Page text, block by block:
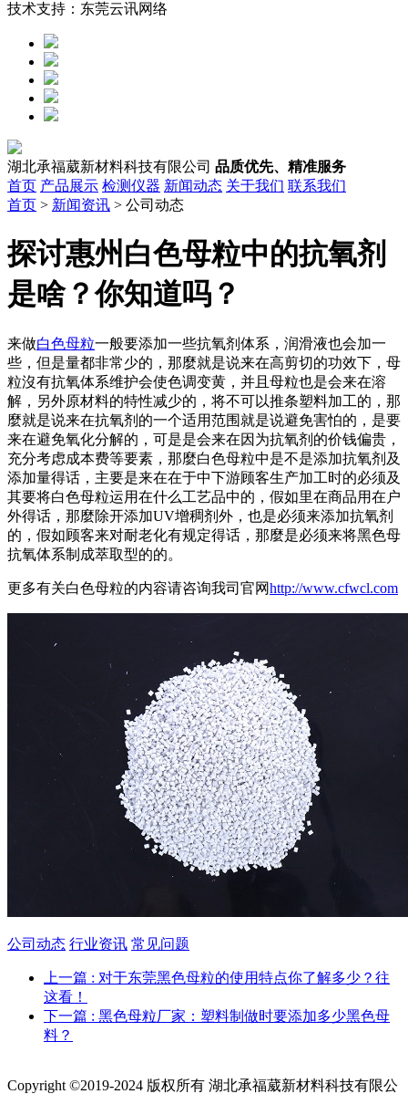
技术支持：东莞云讯网络
湖北承福葳新材料科技有限公司 品质优先、精准服务
首页 产品展示 检测仪器 新闻动态 关于我们 联系我们
首页 > 新闻资讯 > 公司动态
探讨惠州白色母粒中的抗氧剂
是啥？你知道吗？
来做白色母粒一般要添加一些抗氧剂体系，润滑液也会加一
些，但是量都非常少的，那麼就是说来在高剪切的功效下，母
粒沒有抗氧体系维护会使色调变黄，并且母粒也是会来在溶
解，另外原材料的特性减少的，将不可以推条塑料加工的，那
麼就是说来在抗氧剂的一个适用范围就是说避免害怕的，是要
来在避免氧化分解的，可是是会来在因为抗氧剂的价钱偏贵，
充分考虑成本费等要素，那麼白色母粒中是不是添加抗氧剂及
添加量得话，主要是来在在于中下游顾客生产加工时的必须及
其要将白色母粒运用在什么工艺品中的，假如里在商品用在户
外得话，那麼除开添加UV增稠剂外，也是必须来添加抗氧剂
的，假如顾客来对耐老化有规定得话，那麼是必须来将黑色母
抗氧体系制成萃取型的的。
更多有关白色母粒的内容请咨询我司官网http://www.cfwcl.com
公司动态 行业资讯 常见问题
上一篇 : 对于东莞黑色母粒的使用特点你了解多少？往
这看！
下一篇 : 黑色母粒厂家：塑料制做时要添加多少黑色母
料？
Copyright ©2019-2024 版权所有 湖北承福葳新材料科技有限公